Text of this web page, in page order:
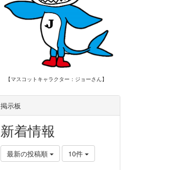
【マスコットキャラクター：ジョーさん】
掲示板
新着情報
最新の投稿順 10件